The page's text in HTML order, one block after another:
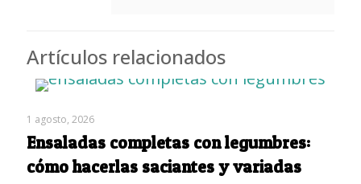
Artículos relacionados
1 agosto, 2026
Ensaladas completas con legumbres:
cómo hacerlas saciantes y variadas